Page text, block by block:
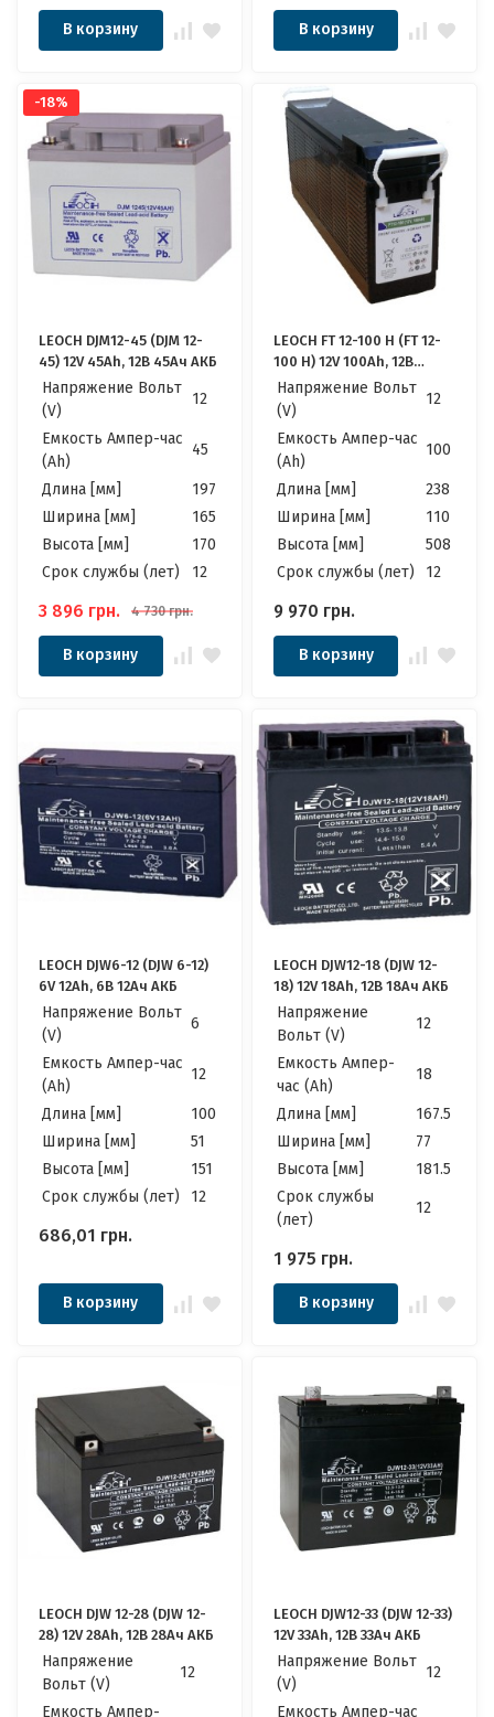
В корзину В корзину
-18%
LEOCH DJM12-45 (DJM 12-
45) 12V 45Ah, 12В 45Ач АКБ
Напряжение Вольт
(V)
12
Емкость Ампер-час
(Ah)
45
Длина [мм]
197
Ширина [мм]
165
Высота [мм]
170
Cрок службы (лет)
12
3 896 грн. 4 730 грн.
В корзину
LEOCH FT 12-100 H (FT 12-
100 H) 12V 100Ah, 12В
100Ач АКБ
Напряжение Вольт
(V)
12
Емкость Ампер-час
(Ah)
100
Длина [мм]
238
Ширина [мм]
110
Высота [мм]
508
Cрок службы (лет)
12
9 970 грн.
В корзину
LEOCH DJW6-12 (DJW 6-12)
6V 12Ah, 6В 12Ач АКБ
Напряжение Вольт
(V)
6
Емкость Ампер-час
(Ah)
12
Длина [мм]
100
Ширина [мм]
51
Высота [мм]
151
Cрок службы (лет)
12
686,01 грн.
В корзину
LEOCH DJW12-18 (DJW 12-
18) 12V 18Ah, 12В 18Ач АКБ
Напряжение
Вольт (V)
12
Емкость Ампер-
час (Ah)
18
Длина [мм]
167.5
Ширина [мм]
77
Высота [мм]
181.5
Cрок службы
(лет)
12
1 975 грн.
В корзину
LEOCH DJW 12-28 (DJW 12-
28) 12V 28Ah, 12В 28Ач АКБ
Напряжение
Вольт (V)
12
Емкость Ампер-
LEOCH DJW12-33 (DJW 12-33)
12V 33Ah, 12В 33Ач АКБ
Напряжение Вольт
(V)
12
Емкость Ампер-час